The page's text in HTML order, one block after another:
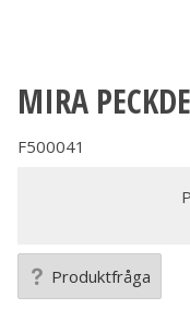
MIRA
F500041
Produktfråga